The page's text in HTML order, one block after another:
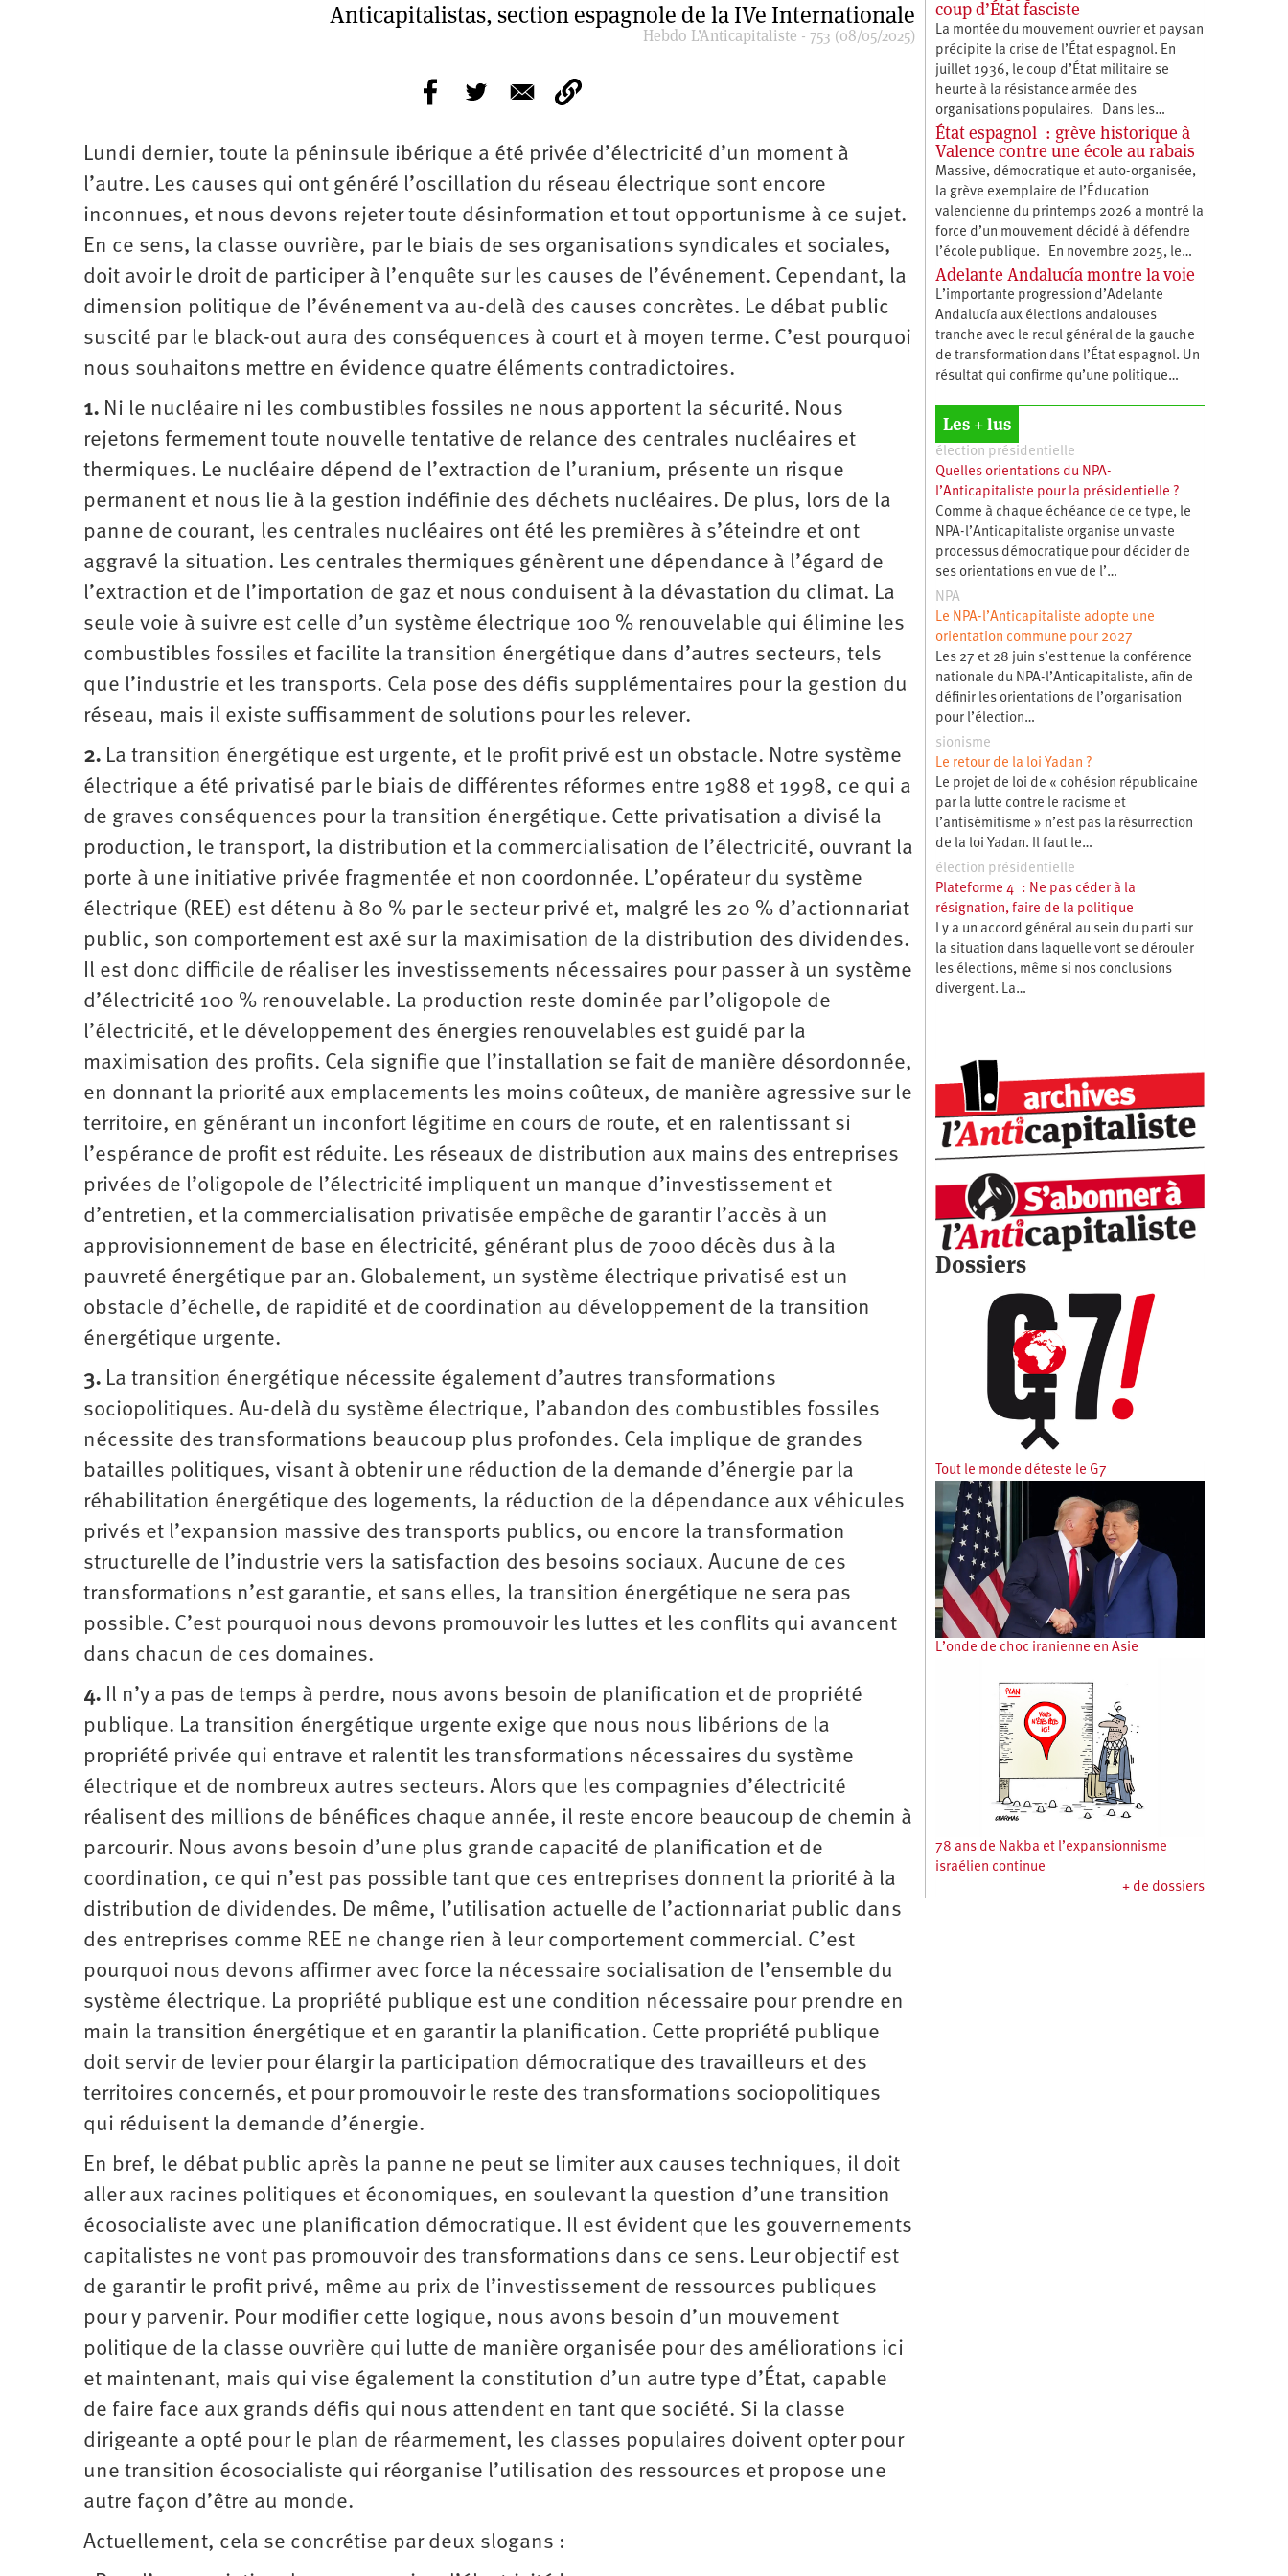
Anticapitalistas, section espagnole de la IVe Internationale
Hebdo L’Anticapitaliste - 753 (08/05/2025)
Lundi dernier, toute la péninsule ibérique a été privée d’électricité d’un moment à
l’autre. Les causes qui ont généré l’oscillation du réseau électrique sont encore
inconnues, et nous devons rejeter toute désinformation et tout opportunisme à ce sujet.
En ce sens, la classe ouvrière, par le biais de ses organisations syndicales et sociales,
doit avoir le droit de participer à l’enquête sur les causes de l’événement. Cependant, la
dimension politique de l’événement va au-delà des causes concrètes. Le débat public
suscité par le black-out aura des conséquences à court et à moyen terme. C’est pourquoi
nous souhaitons mettre en évidence quatre éléments contradictoires.
1. Ni le nucléaire ni les combustibles fossiles ne nous apportent la sécurité. Nous
rejetons fermement toute nouvelle tentative de relance des centrales nucléaires et
thermiques. Le nucléaire dépend de l’extraction de l’uranium, présente un risque
permanent et nous lie à la gestion indéfinie des déchets nucléaires. De plus, lors de la
panne de courant, les centrales nucléaires ont été les premières à s’éteindre et ont
aggravé la situation. Les centrales thermiques génèrent une dépendance à l’égard de
l’extraction et de l’importation de gaz et nous conduisent à la dévastation du climat. La
seule voie à suivre est celle d’un système électrique 100 % renouvelable qui élimine les
combustibles fossiles et facilite la transition énergétique dans d’autres secteurs, tels
que l’industrie et les transports. Cela pose des défis supplémentaires pour la gestion du
réseau, mais il existe suffisamment de solutions pour les relever.
2. La transition énergétique est urgente, et le profit privé est un obstacle. Notre système
électrique a été privatisé par le biais de différentes réformes entre 1988 et 1998, ce qui a
de graves conséquences pour la transition énergétique. Cette privatisation a divisé la
production, le transport, la distribution et la commercialisation de l’électricité, ouvrant la
porte à une initiative privée fragmentée et non coordonnée. L’opérateur du système
électrique (REE) est détenu à 80 % par le secteur privé et, malgré les 20 % d’actionnariat
public, son comportement est axé sur la maximisation de la distribution des dividendes.
Il est donc difficile de réaliser les investissements nécessaires pour passer à un système
d’électricité 100 % renouvelable. La production reste dominée par l’oligopole de
l’électricité, et le développement des énergies renouvelables est guidé par la
maximisation des profits. Cela signifie que l’installation se fait de manière désordonnée,
en donnant la priorité aux emplacements les moins coûteux, de manière agressive sur le
territoire, en générant un inconfort légitime en cours de route, et en ralentissant si
l’espérance de profit est réduite. Les réseaux de distribution aux mains des entreprises
privées de l’oligopole de l’électricité impliquent un manque d’investissement et
d’entretien, et la commercialisation privatisée empêche de garantir l’accès à un
approvisionnement de base en électricité, générant plus de 7000 décès dus à la
pauvreté énergétique par an. Globalement, un système électrique privatisé est un
obstacle d’échelle, de rapidité et de coordination au développement de la transition
énergétique urgente.
3. La transition énergétique nécessite également d’autres transformations
sociopolitiques. Au-delà du système électrique, l’abandon des combustibles fossiles
nécessite des transformations beaucoup plus profondes. Cela implique de grandes
batailles politiques, visant à obtenir une réduction de la demande d’énergie par la
réhabilitation énergétique des logements, la réduction de la dépendance aux véhicules
privés et l’expansion massive des transports publics, ou encore la transformation
structurelle de l’industrie vers la satisfaction des besoins sociaux. Aucune de ces
transformations n’est garantie, et sans elles, la transition énergétique ne sera pas
possible. C’est pourquoi nous devons promouvoir les luttes et les conflits qui avancent
dans chacun de ces domaines.
4. Il n’y a pas de temps à perdre, nous avons besoin de planification et de propriété
publique. La transition énergétique urgente exige que nous nous libérions de la
propriété privée qui entrave et ralentit les transformations nécessaires du système
électrique et de nombreux autres secteurs. Alors que les compagnies d’électricité
réalisent des millions de bénéfices chaque année, il reste encore beaucoup de chemin à
parcourir. Nous avons besoin d’une plus grande capacité de planification et de
coordination, ce qui n’est pas possible tant que ces entreprises donnent la priorité à la
distribution de dividendes. De même, l’utilisation actuelle de l’actionnariat public dans
des entreprises comme REE ne change rien à leur comportement commercial. C’est
pourquoi nous devons affirmer avec force la nécessaire socialisation de l’ensemble du
système électrique. La propriété publique est une condition nécessaire pour prendre en
main la transition énergétique et en garantir la planification. Cette propriété publique
doit servir de levier pour élargir la participation démocratique des travailleurs et des
territoires concernés, et pour promouvoir le reste des transformations sociopolitiques
qui réduisent la demande d’énergie.
En bref, le débat public après la panne ne peut se limiter aux causes techniques, il doit
aller aux racines politiques et économiques, en soulevant la question d’une transition
écosocialiste avec une planification démocratique. Il est évident que les gouvernements
capitalistes ne vont pas promouvoir des transformations dans ce sens. Leur objectif est
de garantir le profit privé, même au prix de l’investissement de ressources publiques
pour y parvenir. Pour modifier cette logique, nous avons besoin d’un mouvement
politique de la classe ouvrière qui lutte de manière organisée pour des améliorations ici
et maintenant, mais qui vise également la constitution d’un autre type d’État, capable
de faire face aux grands défis qui nous attendent en tant que société. Si la classe
dirigeante a opté pour le plan de réarmement, les classes populaires doivent opter pour
une transition écosocialiste qui réorganise l’utilisation des ressources et propose une
autre façon d’être au monde.
Actuellement, cela se concrétise par deux slogans :
coup d’État fasciste
La montée du mouvement ouvrier et paysan
précipite la crise de l’État espagnol. En
juillet 1936, le coup d’État militaire se
heurte à la résistance armée des
organisations populaires. Dans les…
État espagnol : grève historique à
Valence contre une école au rabais
Massive, démocratique et auto-organisée,
la grève exemplaire de l’Éducation
valencienne du printemps 2026 a montré la
force d’un mouvement décidé à défendre
l’école publique. En novembre 2025, le…
Adelante Andalucía montre la voie
L’importante progression d’Adelante
Andalucía aux élections andalouses
tranche avec le recul général de la gauche
de transformation dans l’État espagnol. Un
résultat qui confirme qu’une politique…
Les + lus
élection présidentielle
Quelles orientations du NPA-
l’Anticapitaliste pour la présidentielle ?
Comme à chaque échéance de ce type, le
NPA-l’Anticapitaliste organise un vaste
processus démocratique pour décider de
ses orientations en vue de l’…
NPA
Le NPA-l’Anticapitaliste adopte une
orientation commune pour 2027
Les 27 et 28 juin s’est tenue la conférence
nationale du NPA-l’Anticapitaliste, afin de
définir les orientations de l’organisation
pour l’élection…
sionisme
Le retour de la loi Yadan ?
Le projet de loi de « cohésion républicaine
par la lutte contre le racisme et
l’antisémitisme » n’est pas la résurrection
de la loi Yadan. Il faut le…
élection présidentielle
Plateforme 4 : Ne pas céder à la
résignation, faire de la politique
l y a un accord général au sein du parti sur
la situation dans laquelle vont se dérouler
les élections, même si nos conclusions
divergent. La…
Dossiers
Tout le monde déteste le G7
L’onde de choc iranienne en Asie
78 ans de Nakba et l’expansionnisme
israélien continue
+ de dossiers